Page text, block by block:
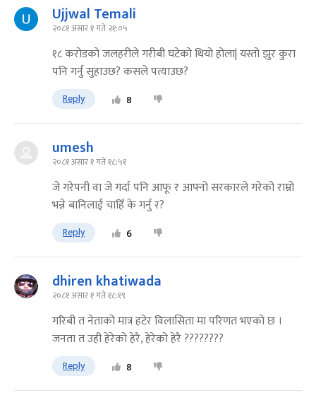
Ujjwal Temali
२०८१ असार १ गते २१:०५
१८ करोडको जलहरीले गरीबी घटेको थियो होला| यस्तो झुर कुरा
पनि गर्नु सुहाउछ? कसले पत्याउछ?
Reply 8
umesh
२०८१ असार १ गते १८:५१
जे गरेपनी वा जे गर्दा पनि आफू र आफ्नो सरकारले गरेको राम्रो
भन्ने बानिलाई चाहिँ के गर्नु र?
Reply 6
dhiren khatiwada
२०८१ असार १ गते १८:१९
गरिबी त नेताको मात्र हटेर विलासिता मा परिणत भएको छ ।
जनता त उही हेरेको हेरै, हेरेको हेरै ????????
Reply 8